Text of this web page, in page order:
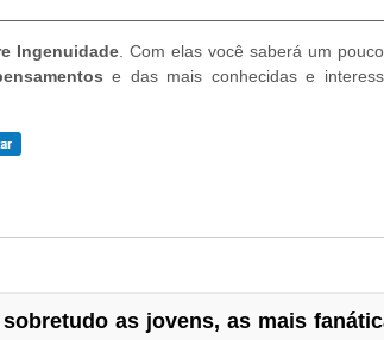
Ingenuidade . Com elas você saberá um
e das mais conhecidas e
as jovens, as mais